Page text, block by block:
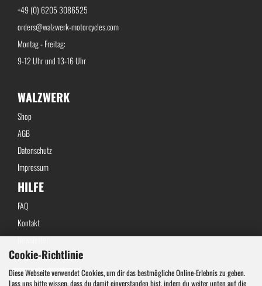
Cookie-Richtlinie
Diese Webseite verwendet Cookies, um dir das bestmögliche Online-Erlebnis zu geben.
Lass uns bitte wissen, dass du damit einverstanden bist, indem du weiter unten auf die
+49 (0) 6205 3086525
orders@walzwerk-motorcycles.com
Montag - Freitag:
9-12 Uhr und 13-16 Uhr
WALZWERK
Shop
AGB
Datenschutz
Impressum
HILFE
FAQ
Kontakt
Newsletter
Widerrufsbelehrung
Vertrag widerrufen